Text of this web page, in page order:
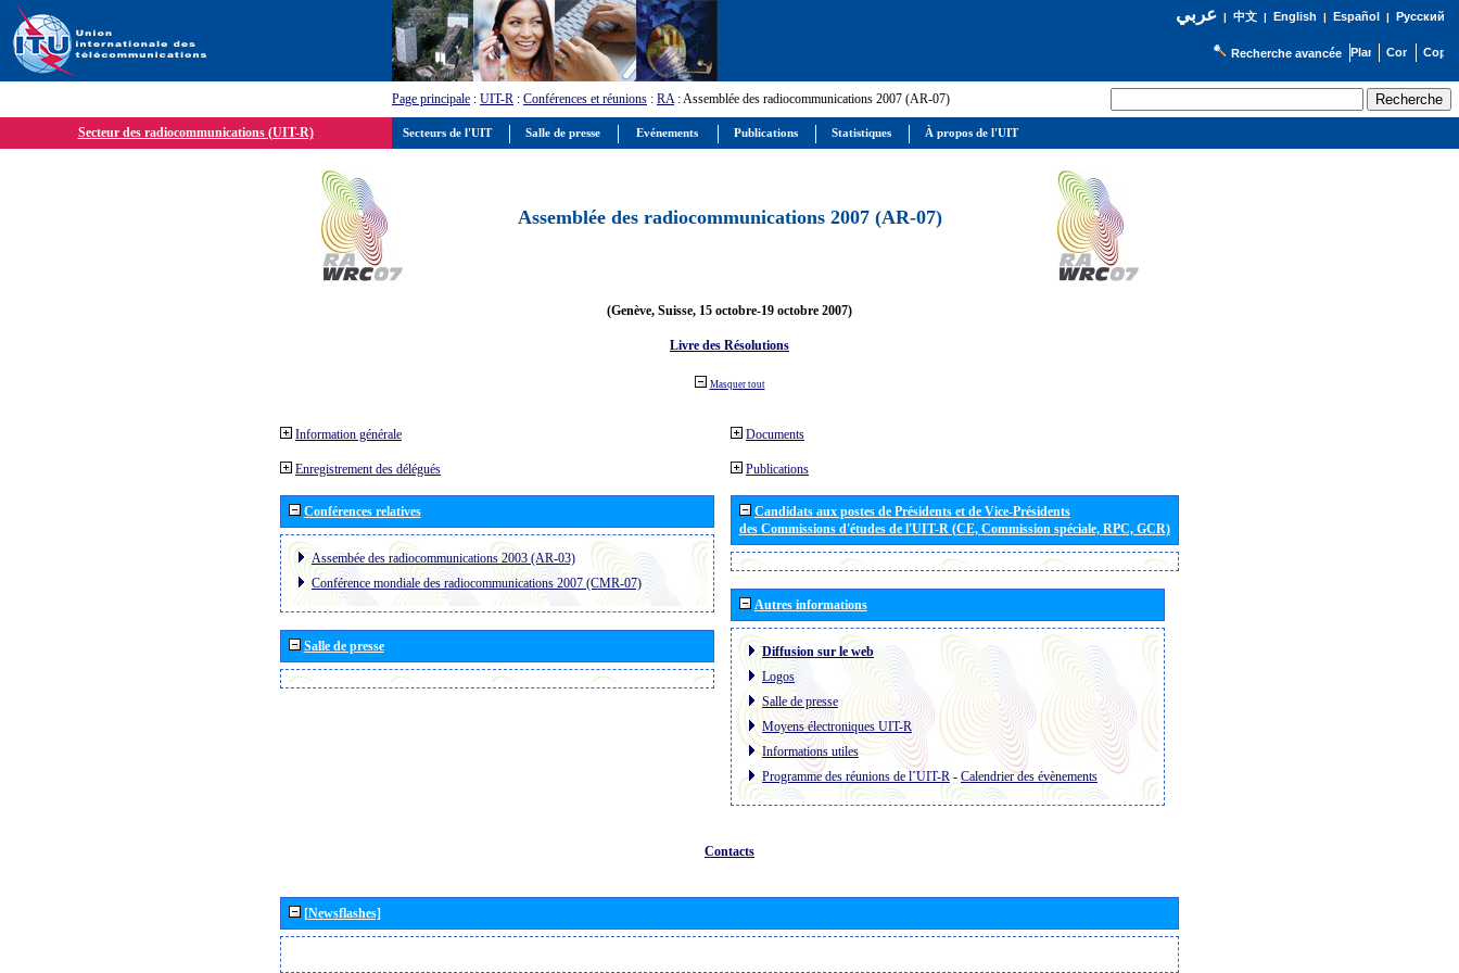
عربي| 中文| English | Español | Русский
Recherche avancée
Page principale : UIT-R : Conférences et réunions : RA: Assemblée des radiocommunications 2007 (AR-07)
Secteur des radiocommunications (UIT-R)
Assemblée des radiocommunications 2007 (AR-07)
(Genève, Suisse, 15 octobre-19 octobre 2007)
Livre des Résolutions
Masquer tout
Information générale
Enregistrement des délégués
Conférences relatives
Assembée des radiocommunications 2003 (AR-03)
Conférence mondiale des radiocommunications 2007 (CMR-07)
Salle de presse
Documents
Publications
Candidats aux postes de Présidents et de Vice-Présidents
des Commissions d'études de l'UIT-R (CE, Commission spéciale, RPC, GCR)
Autres informations
Diffusion sur le web
Logos
Salle de presse
Moyens électroniques UIT-R
Informations utiles
Programme des réunions de l´UIT-R- Calendrier des évènements
Contacts
[Newsflashes]
Secteurs de l'UIT Salle de presse Evénements Publications Statistiques À propos de l'UIT